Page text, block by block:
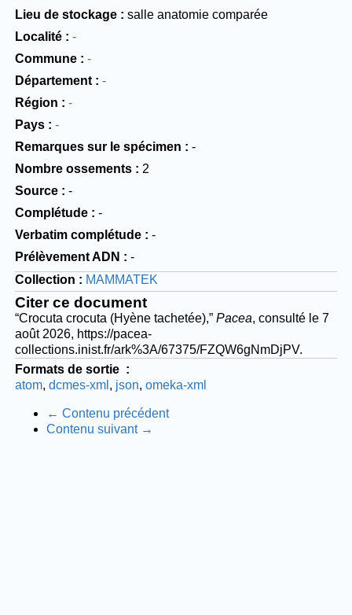
Lieu de stockage
salle anatomie comparée
Localité
-
Commune
-
Département
-
Région
-
Pays
-
Remarques sur le spécimen
-
Nombre ossements
2
Source
-
Complétude
-
Verbatim complétude
-
Prélèvement ADN
-
Collection
MAMMATEK
Citer ce document
“Crocuta crocuta (Hyène tachetée),” Pacea, consulté le 7
août 2026, https://pacea-
collections.inist.fr/ark%3A/67375/FZQW6gNmDjPV.
Formats de sortie
atom dcmes-xml json omeka-xml
← Contenu précédent
Contenu suivant →